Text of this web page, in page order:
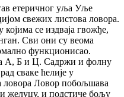
етеричног уља Уље
свежих листова ловора.
се издваја гвожђе,
Сви они су веома
функционисао.
А, Б и Ц. Садржи и фолну
сваке ћелије у
ловора Ловор побољшава
желуцу, и подстиче бољу